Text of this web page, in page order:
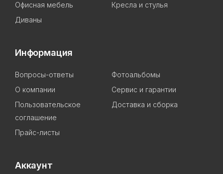
Офисная мебель
Кресла и стулья
Диваны
Информация
Вопросы-ответы
Фотоальбомы
О компании
Сервис и гарантии
Пользовательское
соглашение
Доставка и сборка
Прайс-листы
Аккаунт